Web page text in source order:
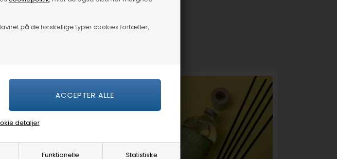
på de forskellige typer cookies fortæller,
Funktionelle Statistiske
detaljer